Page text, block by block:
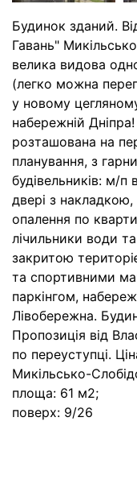
Будинок зданий.
Гавань"
велика видова
(легко можна
у новому
набережній
розташована на
планування, з
будівельників: м/п
двері з
опалення по
лічильники води
закритою
та спортивними
паркінгом,
Лівобережна.
Пропозиція від
по переуступці.
Микільсько-
площа: 61 м2;
поверх: 9/26